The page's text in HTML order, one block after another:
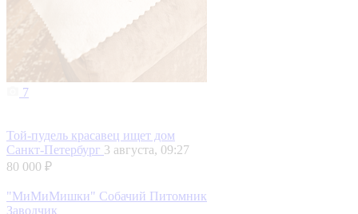
7
Той-пудель красавец ищет дом
Санкт-Петербург 3 августа, 09:27
80 000 ₽
"МиМиМишки" Собачий Питомник
Заводчик